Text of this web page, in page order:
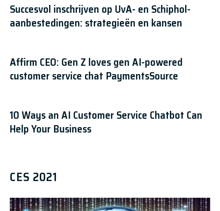
Succesvol inschrijven op UvA- en Schiphol-
aanbestedingen: strategieën en kansen
Affirm CEO: Gen Z loves gen AI-powered
customer service chat PaymentsSource
10 Ways an AI Customer Service Chatbot Can
Help Your Business
CES 2021